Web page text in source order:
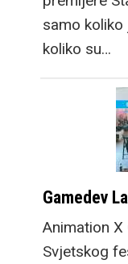
samo koliko
koliko su…
Gamedev
Animation X
Svjetskog